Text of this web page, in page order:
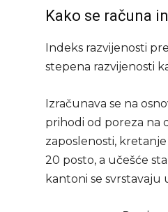
Kako se računa
Indeks razvijenosti
stepena razvijenosti
Izračunava se na
prihodi od poreza na
zaposlenosti,
20 posto, a učešće
kantoni se svrstavaju